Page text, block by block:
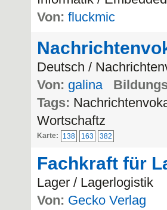
Von: fluckmic
Deutsch /
Von: galina
Tags:
Wortschaftz
Karte: 138 163 382
Fachkraft für
Lager / Lagerlogistik
Von: Gecko Verlag